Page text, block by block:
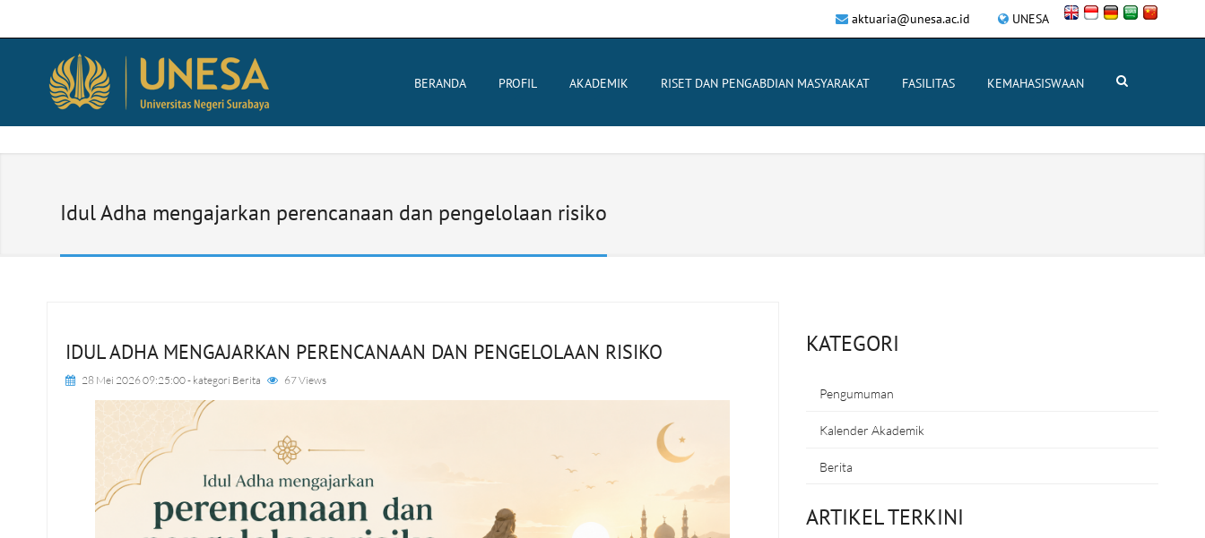
UNESA
aktuaria@unesa.ac.id
BERANDA PROFIL AKADEMIK RISET DAN PENGABDIAN MASYARAKAT FASILITAS KEMAHASISWAAN
Idul Adha mengajarkan perencanaan dan pengelolaan risiko
IDUL ADHA MENGAJARKAN PERENCANAAN DAN PENGELOLAAN RISIKO
28 Mei 2026 09:25:00- kategori Berita 67 Views
KATEGORI
Pengumuman
Kalender Akademik
Berita
ARTIKEL TERKINI